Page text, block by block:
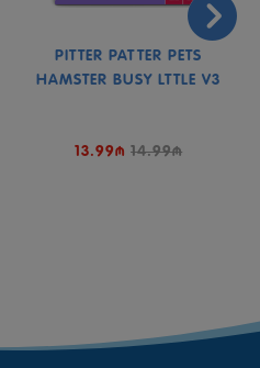
PITTER PATTER PETS
HAMSTER BUSY LTTLE V3
13.99₼ 14.99₼